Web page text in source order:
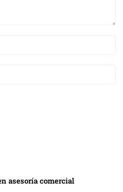
asesoría comercial